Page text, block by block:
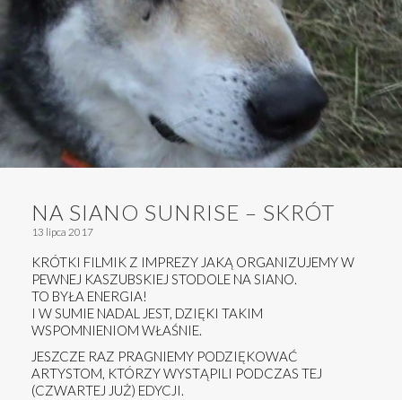
NA SIANO SUNRISE – SKRÓT
13 lipca 2017
KRÓTKI FILMIK Z IMPREZY JAKĄ ORGANIZUJEMY W
PEWNEJ KASZUBSKIEJ STODOLE NA SIANO.
TO BYŁA ENERGIA!
I W SUMIE NADAL JEST, DZIĘKI TAKIM
WSPOMNIENIOM WŁAŚNIE.
JESZCZE RAZ PRAGNIEMY PODZIĘKOWAĆ
ARTYSTOM, KTÓRZY WYSTĄPILI PODCZAS TEJ
(CZWARTEJ JUŻ) EDYCJI.